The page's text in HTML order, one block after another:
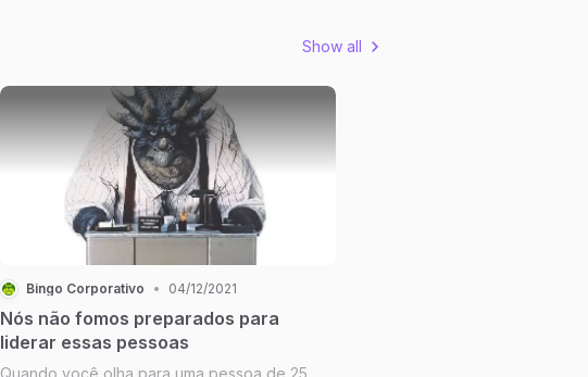
Show all
Bingo Corporativo • 04/12/2021
Nós não fomos preparados para
liderar essas pessoas
Quando você olha para uma pessoa de 25